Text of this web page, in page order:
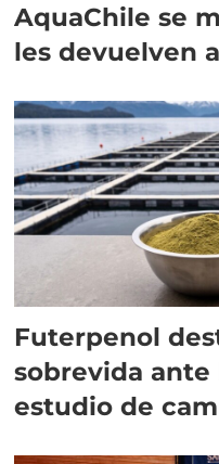
AquaChile se
les devuelven
Futerpenol
sobrevida ante
estudio de